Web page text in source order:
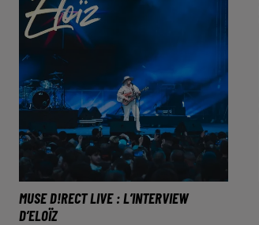
MUSE D!RECT LIVE : L’INTERVIEW
D’ELOÏZ